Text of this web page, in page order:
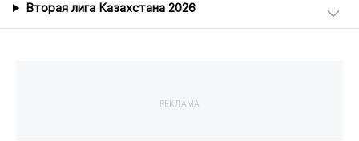
Вторая лига Казахстана 2026
РЕКЛАМА